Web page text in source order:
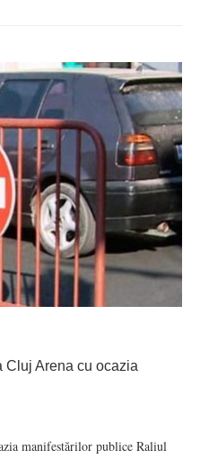
Cluj Arena cu ocazia
manifestărilor publice Raliul